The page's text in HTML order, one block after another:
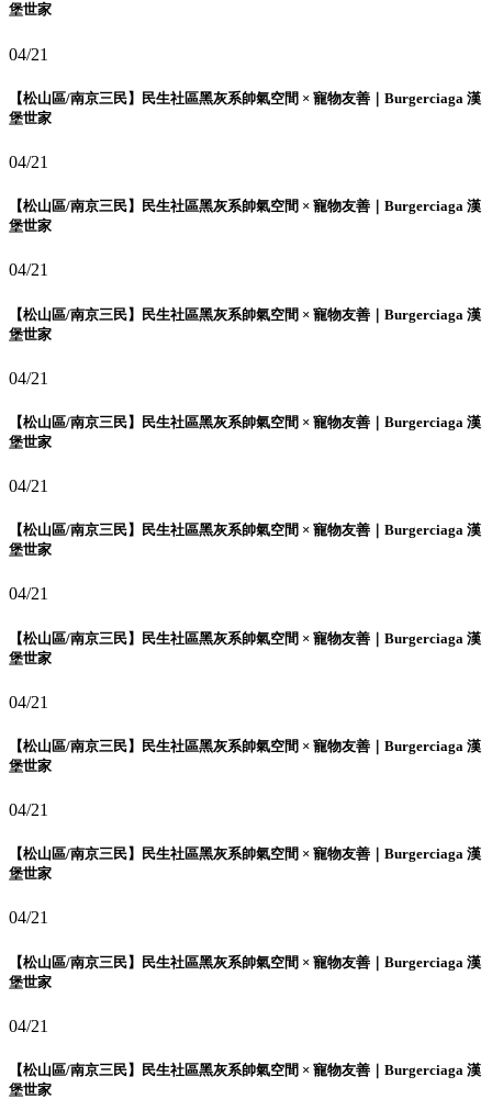
堡世家
04/21
【松山區/南京三民】民生社區黑灰系帥氣空間 × 寵物友善｜Burgerciaga 漢
堡世家
04/21
【松山區/南京三民】民生社區黑灰系帥氣空間 × 寵物友善｜Burgerciaga 漢
堡世家
04/21
【松山區/南京三民】民生社區黑灰系帥氣空間 × 寵物友善｜Burgerciaga 漢
堡世家
04/21
【松山區/南京三民】民生社區黑灰系帥氣空間 × 寵物友善｜Burgerciaga 漢
堡世家
04/21
【松山區/南京三民】民生社區黑灰系帥氣空間 × 寵物友善｜Burgerciaga 漢
堡世家
04/21
【松山區/南京三民】民生社區黑灰系帥氣空間 × 寵物友善｜Burgerciaga 漢
堡世家
04/21
【松山區/南京三民】民生社區黑灰系帥氣空間 × 寵物友善｜Burgerciaga 漢
堡世家
04/21
【松山區/南京三民】民生社區黑灰系帥氣空間 × 寵物友善｜Burgerciaga 漢
堡世家
04/21
【松山區/南京三民】民生社區黑灰系帥氣空間 × 寵物友善｜Burgerciaga 漢
堡世家
04/21
【松山區/南京三民】民生社區黑灰系帥氣空間 × 寵物友善｜Burgerciaga 漢
堡世家